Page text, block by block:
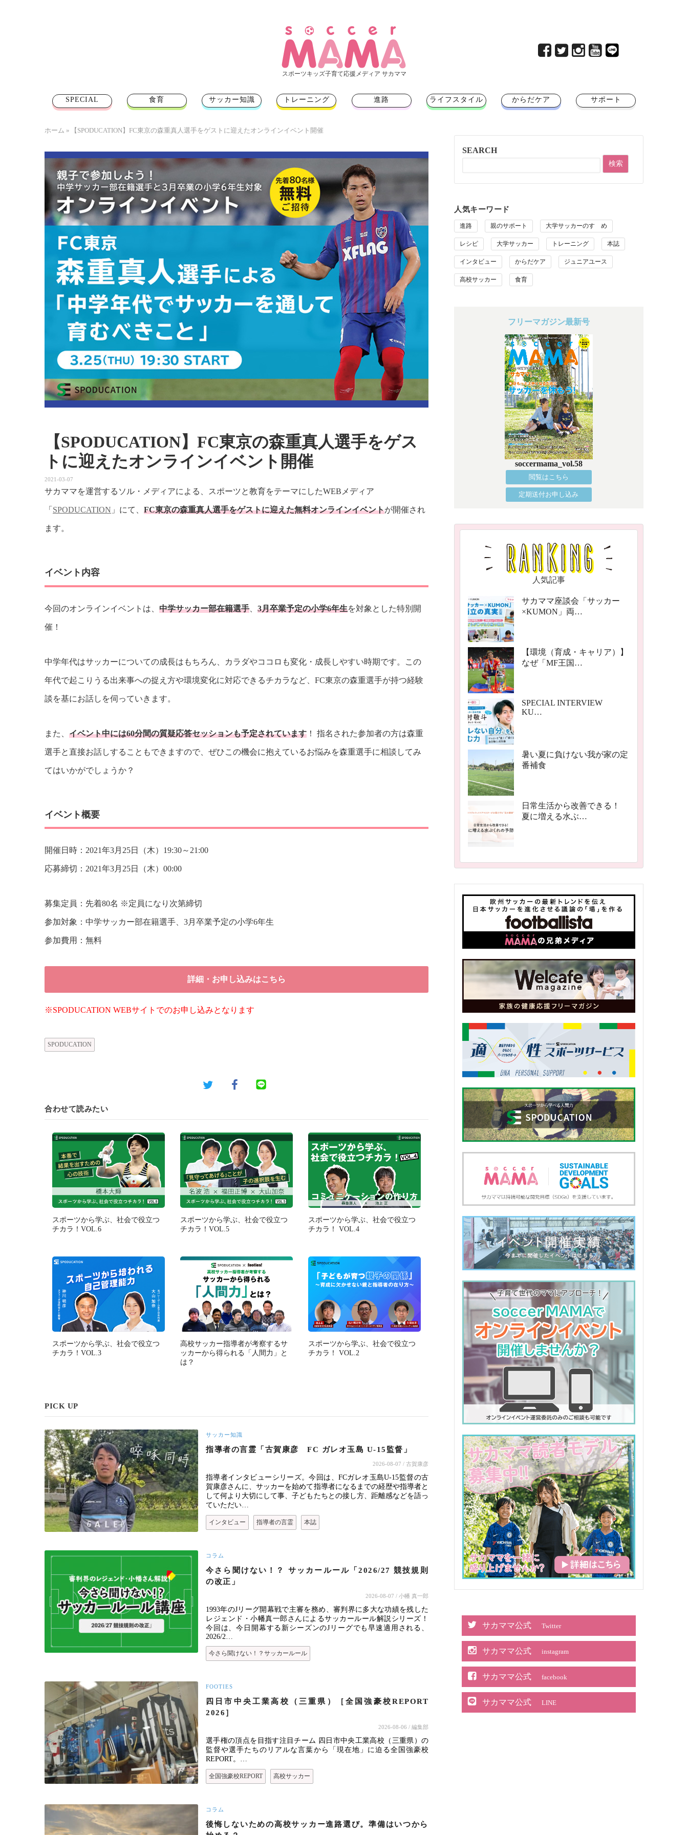
スポーツキッズ子育て応援メディア サカママ
SPECIAL 食育 サッカー知識 トレーニング 進路 ライフスタイル からだケア サポート
ホーム » 【SPODUCATION】FC東京の森重真人選手をゲストに迎えたオンラインイベント開催
【SPODUCATION】FC東京の森重真人選手をゲス
トに迎えたオンラインイベント開催
2021-03-07
サカママを運営するソル・メディアによる、スポーツと教育をテーマにしたWEBメディア
「 SPODUCATION 」にて、 FC東京の森重真人選手をゲストに迎えた無料オンラインイベントが開催され
ます。
イベント内容
今回のオンラインイベントは、 中学サッカー部在籍選手 3月卒業予定の小学6年生を対象とした特別開
催！
中学年代はサッカーについての成長はもちろん、カラダやココロも変化・成長しやすい時期です。この
年代で起こりうる出来事への捉え方や環境変化に対応できるチカラなど、FC東京の森重選手が持つ経験
談を基にお話しを伺っていきます。
また、 イベント中には60分間の質疑応答セッションも予定されています ！ 指名された参加者の方は森重
選手と直接お話しすることもできますので、ぜひこの機会に抱えているお悩みを森重選手に相談してみ
てはいかがでしょうか？
イベント概要
開催日時：2021年3月25日（木）19:30～21:00
応募締切：2021年3月25日（木）00:00
募集定員：先着80名 ※定員になり次第締切
参加対象：中学サッカー部在籍選手、3月卒業予定の小学6年生
参加費用：無料
詳細・お申し込みはこちら
※SPODUCATION WEBサイトでのお申し込みとなります
SPODUCATION
合わせて読みたい
スポーツから学ぶ、社会で役立つ
チカラ！VOL.6
スポーツから学ぶ、社会で役立つ
チカラ！VOL.5
スポーツから学ぶ、社会で役立つ
チカラ！ VOL.4
スポーツから学ぶ、社会で役立つ
チカラ！VOL.3
高校サッカー指導者が考察するサ
ッカーから得られる「人間力」と
は？
スポーツから学ぶ、社会で役立つ
チカラ！ VOL.2
PICK UP
サッカー知識
指導者の言霊「古賀康彦 FC ガレオ玉島 U-15監督」
2026-08-07 / 古賀康彦
指導者インタビューシリーズ。今回は、FCガレオ玉島U-15監督の古
賀康彦さんに、サッカーを始めて指導者になるまでの経歴や指導者と
して何より大切にして事、子どもたちとの接し方、距離感などを語っ
ていただい…
インタビュー 指導者の言霊 本誌
コラム
今さら聞けない！？ サッカールール「2026/27 競技規則
の改正」
2026-08-07 / 小幡 真一郎
1993年のJリーグ開幕戦で主審を務め、審判界に多大な功績を残した
レジェンド・小幡真一郎さんによるサッカールール解説シリーズ！
今回は、今日開幕する新シーズンのJリーグでも早速適用される、
2026/2…
今さら聞けない！？サッカールール
FOOTIES
四日市中央工業高校（三重県）［全国強豪校REPORT
2026］
2026-08-06 / 編集部
選手権の頂点を目指す注目チーム 四日市中央工業高校（三重県）の
監督や選手たちのリアルな言葉から「現在地」に迫る全国強豪校
REPORT。…
全国強豪校REPORT 高校サッカー
コラム
後悔しないための高校サッカー進路選び。準備はいつから
SEARCH
人気キーワード
進路 親のサポート 大学サッカーのすゝめ
レシピ 大学サッカー トレーニング 本誌
インタビュー からだケア ジュニアユース
高校サッカー 食育
フリーマガジン最新号
soccermama_vol.58
閲覧はこちら
定期送付お申し込み
人気記事
サカママ座談会「サッカー
×KUMON」両…
【環境（育成・キャリア）】
なぜ「MF王国…
SPECIAL INTERVIEW
KU…
暑い夏に負けない我が家の定
番補食
日常生活から改善できる！
夏に増える水ぶ…
サカママ公式 Twitter
サカママ公式 instagram
サカママ公式 facebook
サカママ公式 LINE